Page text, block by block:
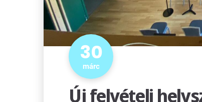
30
márc
Új felvételi